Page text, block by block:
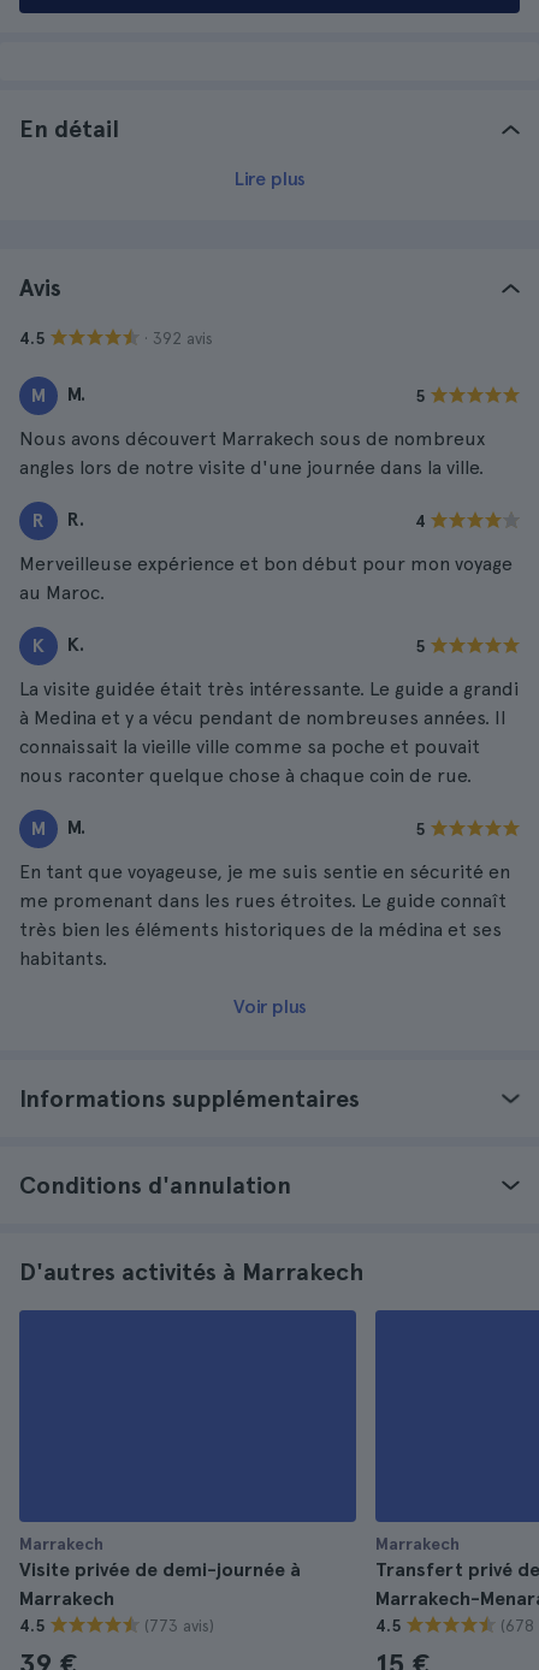
En détail
Lire plus
Avis
4.5 · 392 avis
M M. 5
Nous avons découvert Marrakech sous de nombreux
angles lors de notre visite d'une journée dans la ville.
R R. 4
Merveilleuse expérience et bon début pour mon voyage
au Maroc.
K K. 5
La visite guidée était très intéressante. Le guide a grandi
à Medina et y a vécu pendant de nombreuses années. Il
connaissait la vieille ville comme sa poche et pouvait
nous raconter quelque chose à chaque coin de rue.
M M. 5
En tant que voyageuse, je me suis sentie en sécurité en
me promenant dans les rues étroites. Le guide connaît
très bien les éléments historiques de la médina et ses
habitants.
Voir plus
Informations supplémentaires
Conditions d'annulation
D'autres activités à Marrakech
Marrakech
Visite privée de demi-journée à
Marrakech
4.5 (773 avis)
Marrakech
Transfert privé
Marrakech-
4.5 (678